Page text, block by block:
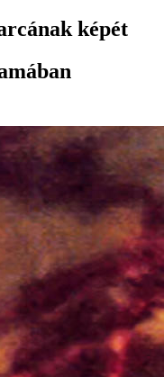
képét